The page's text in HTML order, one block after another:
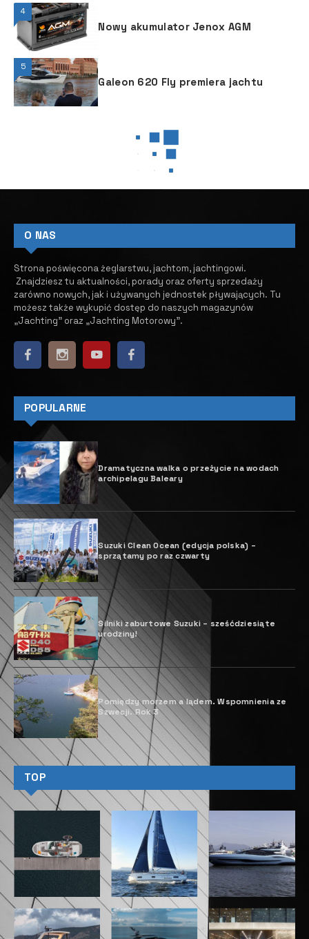
4
Nowy akumulator Jenox AGM
5
Galeon 620 Fly premiera jachtu
Elektronicznej zaprasza na
wykłady
2 MARCA, 2026
O
d 13 marca 2026 rozpoczyna się na
serwerze Akademii Nawigacji czwarta
edycja całkowicie zdalnego kursu
„Meteorologia dla wodniaków”
prowadzonego głównie przez
doświadczonego synoptyka lotniczego i żeglarskiego
– Macieja Ostrowskiego, przy zastosowaniu systemu
nauczania zdalnego MOODLE.
O kursie
Dodatkową porcję wiedzy przedstawi kpt. Grzegorz
Pawlak, zajmujący się elektronicznymi systemami
wsparcia nawigatora w obszarze meteorologii. W
trakcie kursu przekażemy uczestnikom podstawową
wiedzę o meteorologii oraz gdzie i jak należy szukać
aktualnych, wiarygodnych informacji o pogodzie, jak
prawidłowo analizować pozyskane materiały i obrazy
oraz gdzie znaleźć rzetelne prognozy dopasowane do
potrzeb. Szczególnym, realnym działaniem w tej edycji
będzie współudział kursantów w udzielaniu informacji
meteo kapitanowi Krzysztofowi Baranowskiemu,
realizującemu trzeci, samotny rejs dookoła świata.